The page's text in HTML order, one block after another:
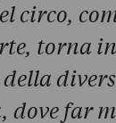
circo,
torna
far